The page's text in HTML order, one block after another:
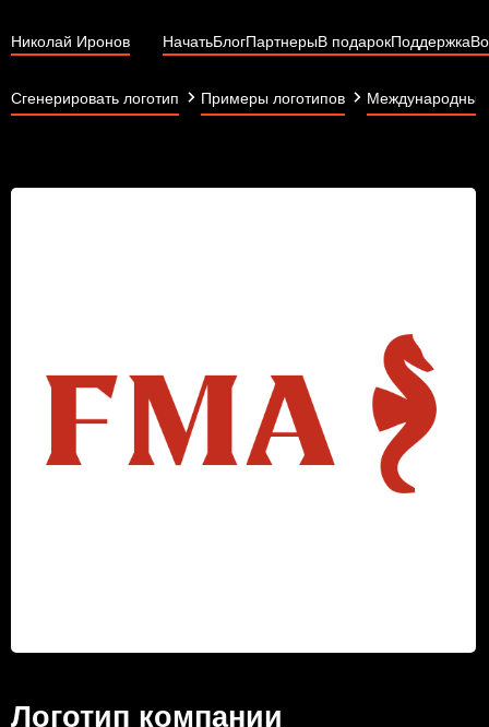
Николай Иронов НачатьБлогПартнерыВ подарокПоддержка
Сгенерировать логотип Примеры логотипов Международные
Логотип компании